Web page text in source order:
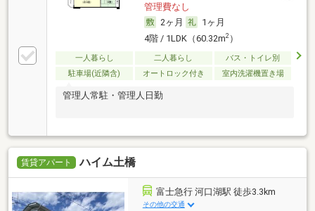
管理費なし
2ヶ月
1ヶ月
4階 / 1LDK（60.32m2）
一人暮らし 二人暮らし
バス・トイレ別
駐車場(近隣含)
オートロック付き 室内洗濯機置き場
管理人常駐・管理人日勤
賃貸アパート ハイム土橋
富士急行 河口湖駅 徒歩3.3km
その他の交通